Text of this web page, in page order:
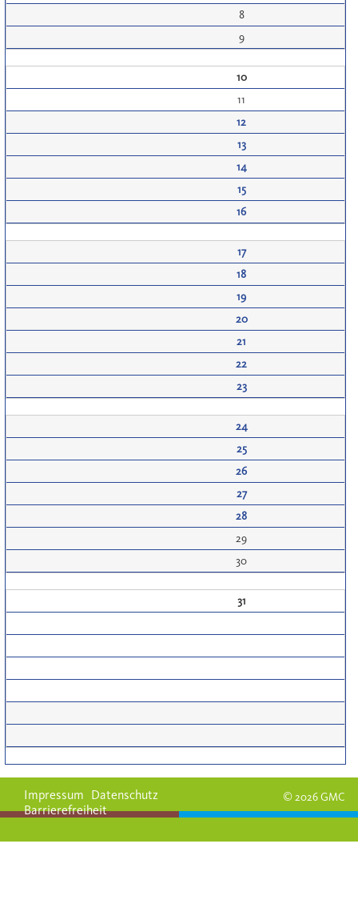
8
9
10
11
12
13
14
15
16
17
18
19
20
21
22
23
24
25
26
27
28
29
30
31
© 2026 GMC
Impressum Datenschutz
Barrierefreiheit